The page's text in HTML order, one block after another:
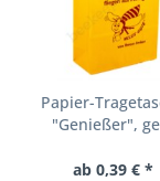
Papier-
"Genießer",
ab 0,39 € *